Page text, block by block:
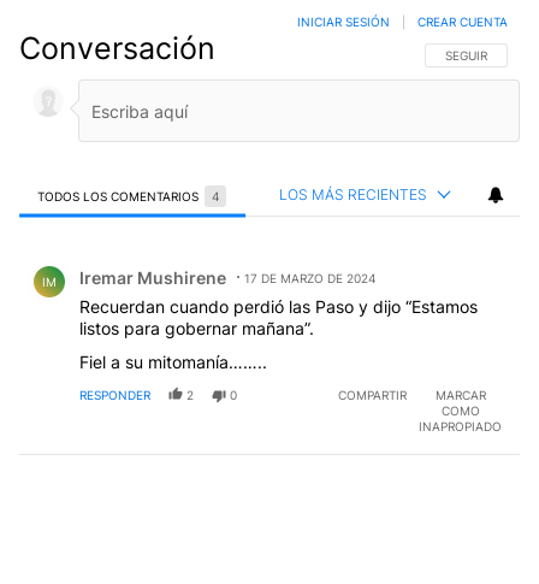
Conversación SIGA ESTA
SEGUIR
INICIAR SESIÓN CREAR CUENTA
TODOS LOS COMENTARIOS 4 LOS MÁS RECIENTES
IM Iremar Mushirene 17 DE MARZO DE 2024
Recuerdan cuando perdió las Paso y dijo “Estamos
listos para gobernar mañana”.
Fiel a su mitomanía……..
RESPONDER 2 0 COMPARTIR
MARCAR
COMO
INAPROPIADO